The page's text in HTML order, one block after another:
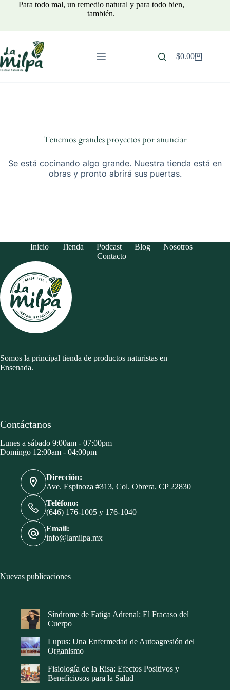
Para todo mal, un remedio natural y para todo bien,
también.
Carro
$0.00
Tenemos grandes proyectos por anunciar
Se está cocinando algo grande. Nuestra tienda está en
obras y pronto abrirá sus puertas.
Inicio Tienda Podcast Blog
Nosotros
Contacto
Somos la principal tienda de productos naturistas en
Ensenada.
Contáctanos
Lunes a sábado 9:00am - 07:00pm
Domingo 12:00am - 04:00pm
Dirección:
Ave. Espinoza #313, Col. Obrera. CP 22830
Teléfono:
(646) 176-1005 y 176-1040
Email:
info@lamilpa.mx
Nuevas publicaciones
Síndrome de Fatiga Adrenal: El Fracaso del
Cuerpo
Lupus: Una Enfermedad de Autoagresión del
Organismo
Fisiología de la Risa: Efectos Positivos y
Beneficiosos para la Salud